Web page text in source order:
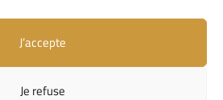
J’accepte
Je refuse
Lien utiles
Contact
& attributions
Textes Fondateurs